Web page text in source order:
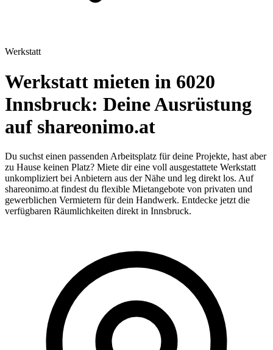
Werkstatt
Werkstatt mieten in 6020
Innsbruck: Deine Ausrüstung
auf shareonimo.at
Du suchst einen passenden Arbeitsplatz für deine Projekte, hast aber
zu Hause keinen Platz? Miete dir eine voll ausgestattete Werkstatt
unkompliziert bei Anbietern aus der Nähe und leg direkt los. Auf
shareonimo.at findest du flexible Mietangebote von privaten und
gewerblichen Vermietern für dein Handwerk. Entdecke jetzt die
verfügbaren Räumlichkeiten direkt in Innsbruck.